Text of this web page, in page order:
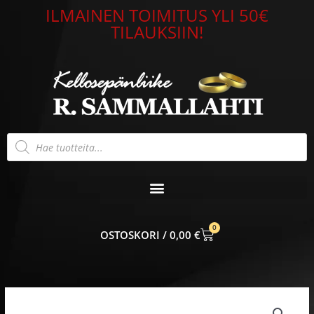
ILMAINEN TOIMITUS YLI 50€
TILAUKSIIN!
Products
search
0,00 €
0
CART